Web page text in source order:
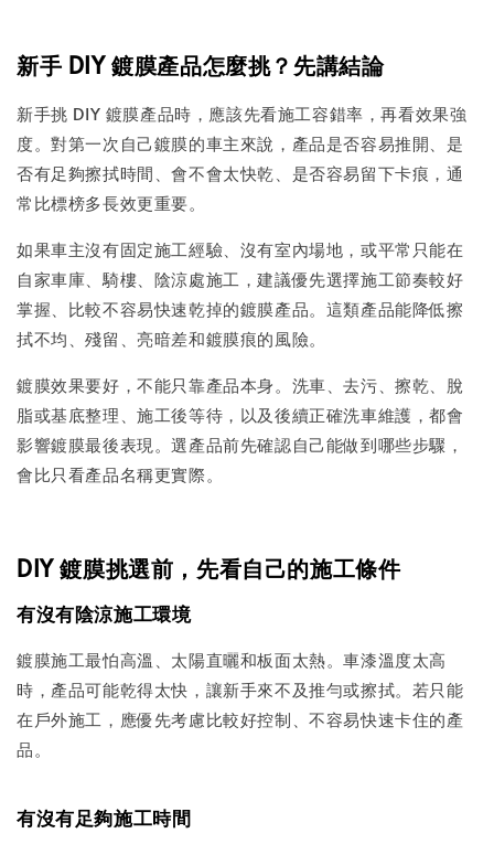
新手 DIY 鍍膜產品怎麼挑？先講結論
新手挑 DIY 鍍膜產品時，應該先看施工容錯率，再看效果強
度。對第一次自己鍍膜的車主來說，產品是否容易推開、是
否有足夠擦拭時間、會不會太快乾、是否容易留下卡痕，通
常比標榜多長效更重要。
如果車主沒有固定施工經驗、沒有室內場地，或平常只能在
自家車庫、騎樓、陰涼處施工，建議優先選擇施工節奏較好
掌握、比較不容易快速乾掉的鍍膜產品。這類產品能降低擦
拭不均、殘留、亮暗差和鍍膜痕的風險。
鍍膜效果要好，不能只靠產品本身。洗車、去污、擦乾、脫
脂或基底整理、施工後等待，以及後續正確洗車維護，都會
影響鍍膜最後表現。選產品前先確認自己能做到哪些步驟，
會比只看產品名稱更實際。
DIY 鍍膜挑選前，先看自己的施工條件
有沒有陰涼施工環境
鍍膜施工最怕高溫、太陽直曬和板面太熱。車漆溫度太高
時，產品可能乾得太快，讓新手來不及推勻或擦拭。若只能
在戶外施工，應優先考慮比較好控制、不容易快速卡住的產
品。
有沒有足夠施工時間